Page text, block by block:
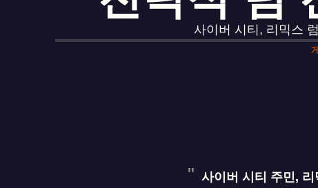
사이버 시티, 리믹스
사이버 시티 주민,